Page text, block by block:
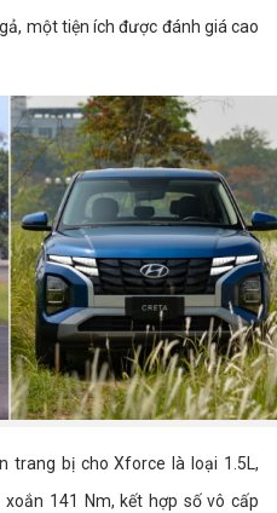
một tiện ích được đánh giá cao
trang bị cho Xforce là loại 1.5L,
141 Nm, kết hợp số vô cấp